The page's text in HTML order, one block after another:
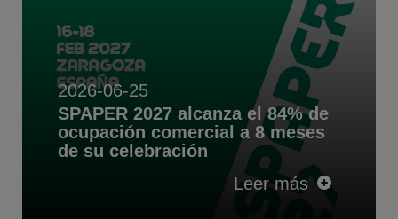
2026-06-25
SPAPER 2027 alcanza el 84% de
ocupación comercial a 8 meses
de su celebración
Leer más